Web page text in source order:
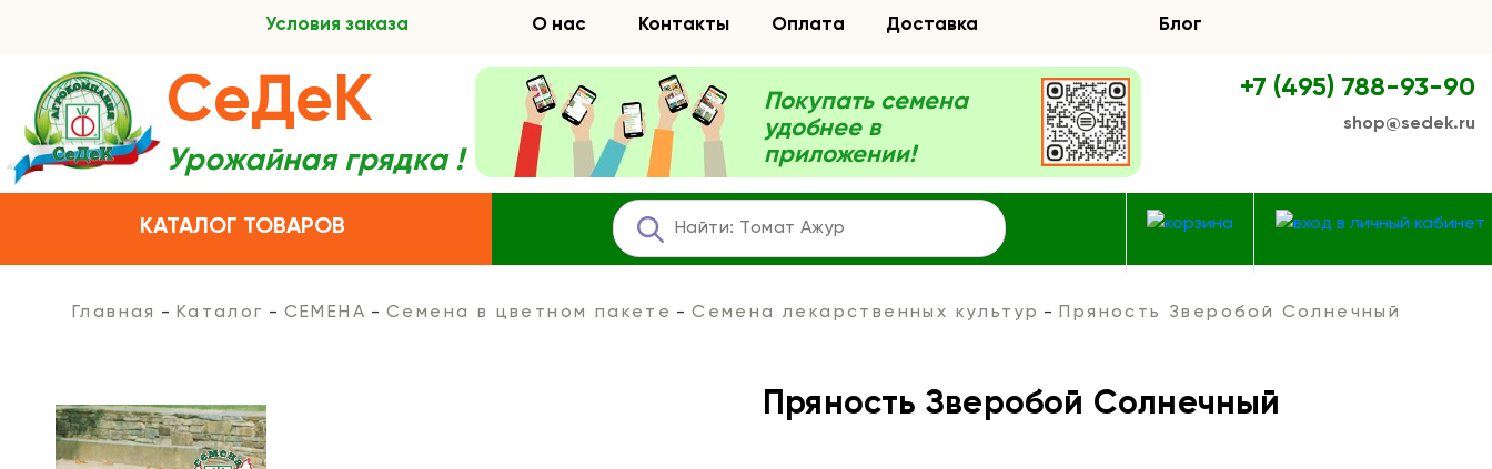
Условия заказа О нас Контакты Оплата Доставка Блог
КАТАЛОГ ТОВАРОВ
СеДеК
Урожайная грядка !
Покупать семена
удобнее в
приложении!
+7 (495) 788-93-90
shop@sedek.ru
Главная Каталог СЕМЕНА Семена в цветном пакете Семена лекарственных культур Пряность Зверобой Солнечный
Пряность Зверобой Солнечный